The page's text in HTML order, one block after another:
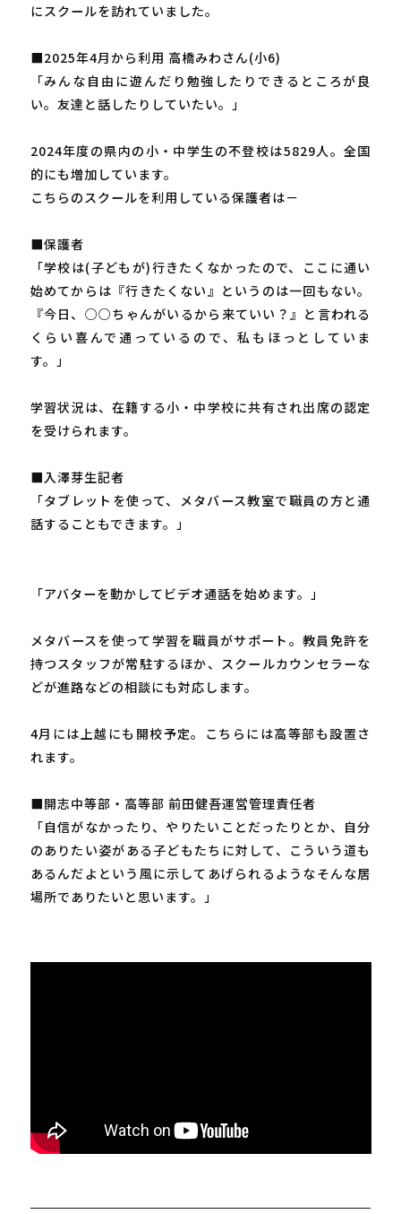
にスクールを訪れていました。
■2025年4月から利用 高橋みわさん(小6)
「みんな自由に遊んだり勉強したりできるところが良
い。友達と話したりしていたい。」
2024年度の県内の小・中学生の不登校は5829人。全国
的にも増加しています。
こちらのスクールを利用している保護者は－
■保護者
「学校は(子どもが)行きたくなかったので、ここに通い
始めてからは『行きたくない』というのは一回もない。
『今日、○○ちゃんがいるから来ていい？』と言われる
くらい喜んで通っているので、私もほっとしていま
す。」
学習状況は、在籍する小・中学校に共有され出席の認定
を受けられます。
■入澤芽生記者
「タブレットを使って、メタバース教室で職員の方と通
話することもできます。」
「アバターを動かしてビデオ通話を始めます。」
メタバースを使って学習を職員がサポート。教員免許を
持つスタッフが常駐するほか、スクールカウンセラーな
どが進路などの相談にも対応します。
4月には上越にも開校予定。こちらには高等部も設置さ
れます。
■開志中等部・高等部 前田健吾運営管理責任者
「自信がなかったり、やりたいことだったりとか、自分
のありたい姿がある子どもたちに対して、こういう道も
あるんだよという風に示してあげられるようなそんな居
場所でありたいと思います。」